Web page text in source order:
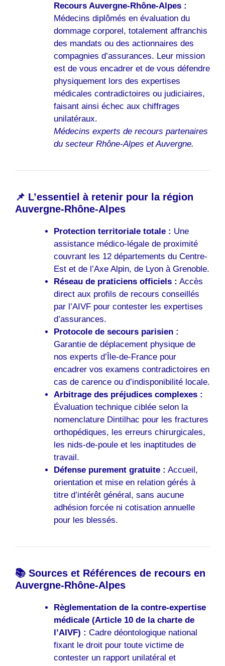
Recours Auvergne-Rhône-Alpes :
Médecins diplômés en évaluation du
dommage corporel, totalement affranchis
des mandats ou des actionnaires des
compagnies d’assurances. Leur mission
est de vous encadrer et de vous défendre
physiquement lors des expertises
médicales contradictoires ou judiciaires,
faisant ainsi échec aux chiffrages
unilatéraux.
Médecins experts de recours partenaires
du secteur Rhône-Alpes et Auvergne.
📌 L’essentiel à retenir pour la région
Auvergne-Rhône-Alpes
Protection territoriale totale : Une
assistance médico-légale de proximité
couvrant les 12 départements du Centre-
Est et de l’Axe Alpin, de Lyon à Grenoble.
Réseau de praticiens officiels : Accès
direct aux profils de recours conseillés
par l’AIVF pour contester les expertises
d’assurances.
Protocole de secours parisien :
Garantie de déplacement physique de
nos experts d’Île-de-France pour
encadrer vos examens contradictoires en
cas de carence ou d’indisponibilité locale.
Arbitrage des préjudices complexes :
Évaluation technique ciblée selon la
nomenclature Dintilhac pour les fractures
orthopédiques, les erreurs chirurgicales,
les nids-de-poule et les inaptitudes de
travail.
Défense purement gratuite : Accueil,
orientation et mise en relation gérés à
titre d’intérêt général, sans aucune
adhésion forcée ni cotisation annuelle
pour les blessés.
📚 Sources et Références de recours en
Auvergne-Rhône-Alpes
Règlementation de la contre-expertise
médicale (Article 10 de la charte de
l’AIVF) : Cadre déontologique national
fixant le droit pour toute victime de
contester un rapport unilatéral et